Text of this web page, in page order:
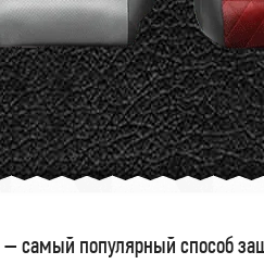
– самый популярный способ